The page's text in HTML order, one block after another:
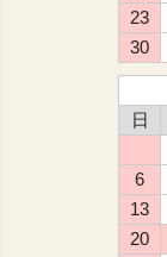
23
30
日
6
13
20